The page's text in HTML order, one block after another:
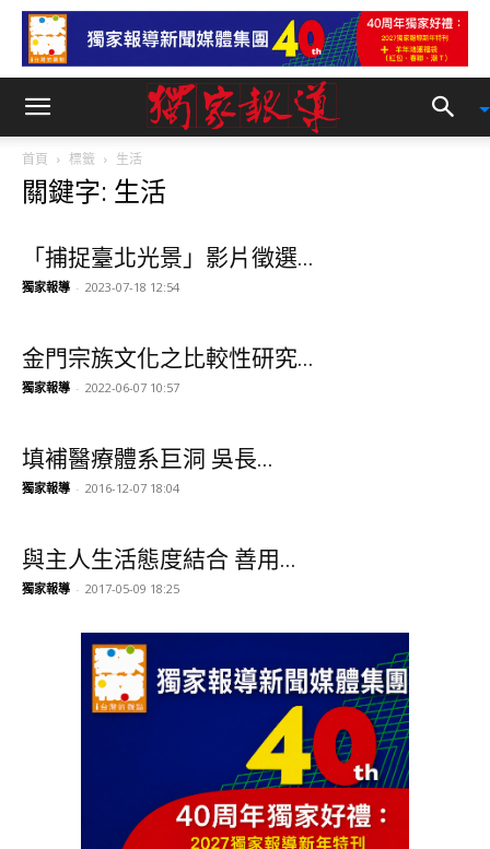
首頁 標籤 生活
關鍵字: 生活
「捕捉臺北光景」影片徵選...
獨家報導 - 2023-07-18 12:54
金門宗族文化之比較性研究...
獨家報導 - 2022-06-07 10:57
填補醫療體系巨洞 吳長...
獨家報導 - 2016-12-07 18:04
與主人生活態度結合 善用...
獨家報導 - 2017-05-09 18:25